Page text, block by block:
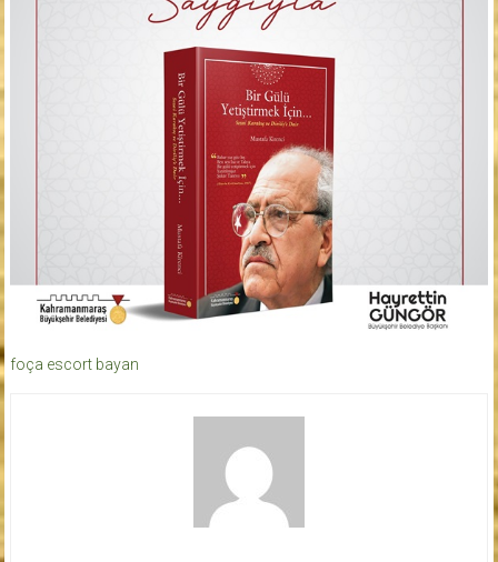
foça escort bayan